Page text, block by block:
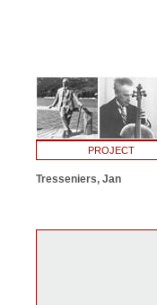
PROJECT
Tresseniers, Jan